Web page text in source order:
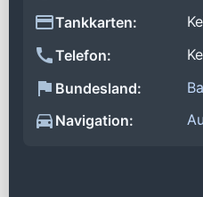
Tankkarten:
Telefon:
Bundesland:
Navigation: